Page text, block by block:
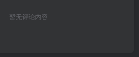
暂无评论内容